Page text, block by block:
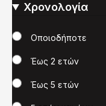
Χρονολογία
Χρονολογία
Οποιοδήποτε
Έως 2 ετών
Έως 5 ετών